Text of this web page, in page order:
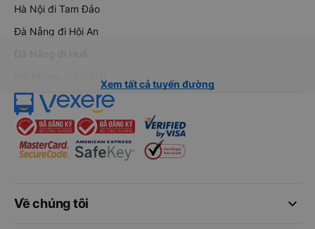
Hà Nội đi Tam Đảo
Đà Nẵng đi Hội An
Đà Nẵng đi Huế
Xem tất cả tuyến đường
keyboard_arrow_down
Về chúng tôi